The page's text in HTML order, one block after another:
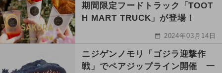
期間限定フードトラック「TOOT
H MART TRUCK」が登場！
2024年03月14日
ニジゲンノモリ「ゴジラ迎撃作
戦」でペアジップライン開催 一